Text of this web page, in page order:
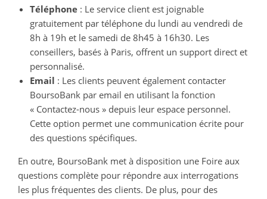
Téléphone : Le service client est joignable
gratuitement par téléphone du lundi au vendredi de
8h à 19h et le samedi de 8h45 à 16h30. Les
conseillers, basés à Paris, offrent un support direct et
personnalisé.
Email : Les clients peuvent également contacter
BoursoBank par email en utilisant la fonction
« Contactez-nous » depuis leur espace personnel.
Cette option permet une communication écrite pour
des questions spécifiques.
En outre, BoursoBank met à disposition une Foire aux
questions complète pour répondre aux interrogations
les plus fréquentes des clients. De plus, pour des